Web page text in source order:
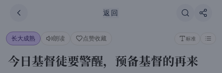
返回
长大成熟 朗读 点赞收藏 标准
今日基督徒要警醒，预备基督的再来